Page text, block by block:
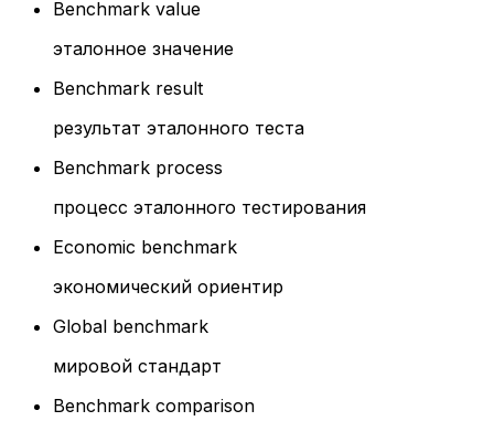
Benchmark value
эталонное значение
Benchmark result
результат эталонного теста
Benchmark process
процесс эталонного тестирования
Economic benchmark
экономический ориентир
Global benchmark
мировой стандарт
Benchmark comparison